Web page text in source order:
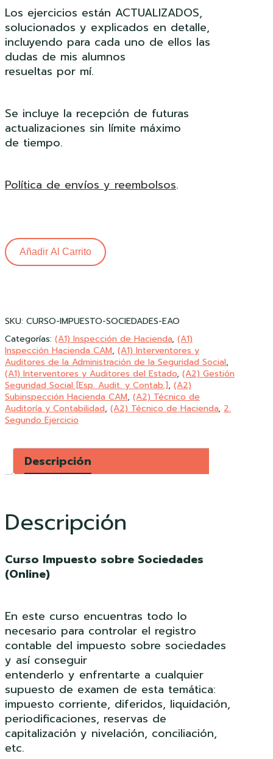
Los ejercicios están ACTUALIZADOS,
solucionados y explicados en detalle,
incluyendo para cada uno de ellos las
dudas de mis alumnos
resueltas por mí.
Se incluye la recepción de futuras
actualizaciones sin límite máximo
de tiempo.
Política de envíos y reembolsos.
Añadir Al Carrito
SKU: CURSO-IMPUESTO-SOCIEDADES-EAO
Categorías: (A1) Inspección de Hacienda, (A1)
Inspección Hacienda CAM, (A1) Interventores y
Auditores de la Administración de la Seguridad Social,
(A1) Interventores y Auditores del Estado, (A2) Gestión
Seguridad Social [Esp. Audit. y Contab.], (A2)
Subinspección Hacienda CAM, (A2) Técnico de
Auditoría y Contabilidad, (A2) Técnico de Hacienda, 2.
Segundo Ejercicio
Descripción
Descripción
Curso Impuesto sobre Sociedades
(Online)
En este curso encuentras todo lo
necesario para controlar el registro
contable del impuesto sobre sociedades
y así conseguir
entenderlo y enfrentarte a cualquier
supuesto de examen de esta temática:
impuesto corriente, diferidos, liquidación,
periodificaciones, reservas de
capitalización y nivelación, conciliación,
etc.